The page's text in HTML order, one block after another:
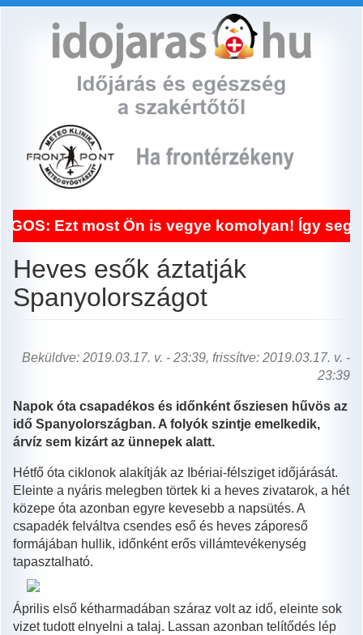
most Ön is vegye komolyan! Így segített a
Heves esők áztatják
Spanyolországot
Beküldve: 2019.03.17. v. - 23:39, frissítve: 2019.03.17. v. -
23:39
Napok óta csapadékos és időnként ősziesen hűvös az
idő Spanyolországban. A folyók szintje emelkedik,
árvíz sem kizárt az ünnepek alatt.
Hétfő óta ciklonok alakítják az Ibériai-félsziget időjárását.
Eleinte a nyáris melegben törtek ki a heves zivatarok, a hét
közepe óta azonban egyre kevesebb a napsütés. A
csapadék felváltva csendes eső és heves záporeső
formájában hullik, időnként erős villámtevékenység
tapasztalható.
Április első kétharmadában száraz volt az idő, eleinte sok
vizet tudott elnyelni a talaj. Lassan azonban telítődés lép